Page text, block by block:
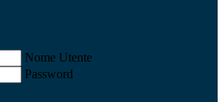
Nome Utente
Password